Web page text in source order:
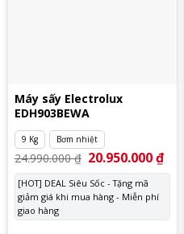
Máy sấy Electrolux
EDH903BEWA
9 Kg Bơm nhiệt
24.990.000₫ Giá
gốc
là:
24.990.000 ₫.
20.950.000₫Giá
tại
[HOT] DEAL Siêu Sốc - Tặng mã
giảm giá khi mua hàng - Miễn phí
giao hàng